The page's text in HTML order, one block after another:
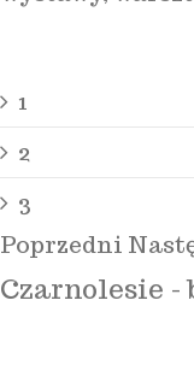
1
2
3
Poprzedni
Czarnolesie -